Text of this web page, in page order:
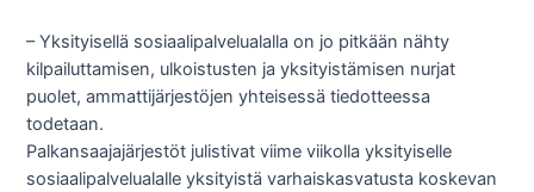
– Yksityisellä sosiaalipalvelualalla on jo pitkään nähty
kilpailuttamisen, ulkoistusten ja yksityistämisen nurjat
puolet, ammattijärjestöjen yhteisessä tiedotteessa
todetaan.
Palkansaajajärjestöt julistivat viime viikolla yksityiselle
sosiaalipalvelualalle yksityistä varhaiskasvatusta koskevan